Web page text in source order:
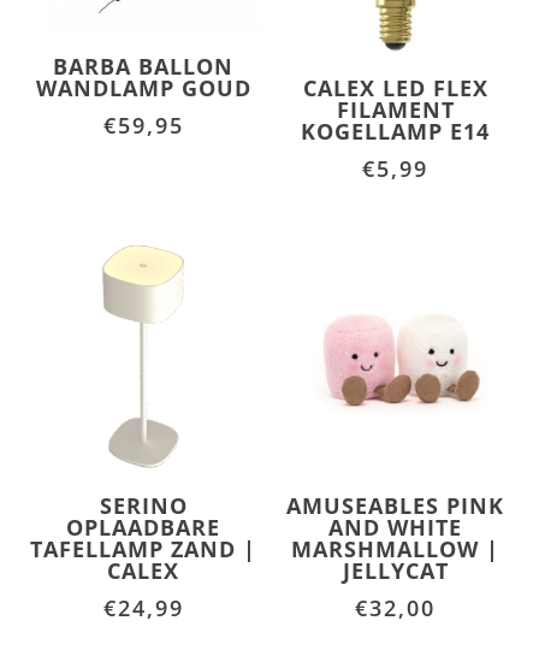
BARBA BALLON
WANDLAMP GOUD
€59,95
CALEX LED FLEX
FILAMENT
KOGELLAMP E14
€5,99
SERINO
OPLAADBARE
TAFELLAMP ZAND |
CALEX
€24,99
AMUSEABLES PINK
AND WHITE
MARSHMALLOW |
JELLYCAT
€32,00